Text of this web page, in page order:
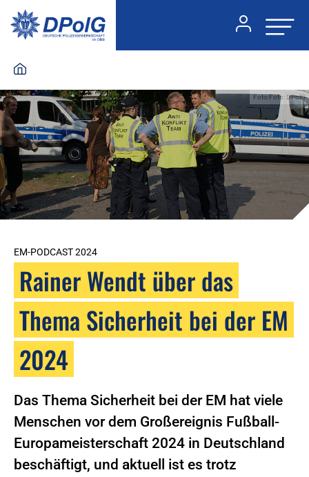
Foto:Foto: DPolG
EM-PODCAST 2024
Rainer Wendt über das
Thema Sicherheit bei der EM
2024
Das Thema Sicherheit bei der EM hat viele
Menschen vor dem Großereignis Fußball-
Europameisterschaft 2024 in Deutschland
beschäftigt, und aktuell ist es trotz